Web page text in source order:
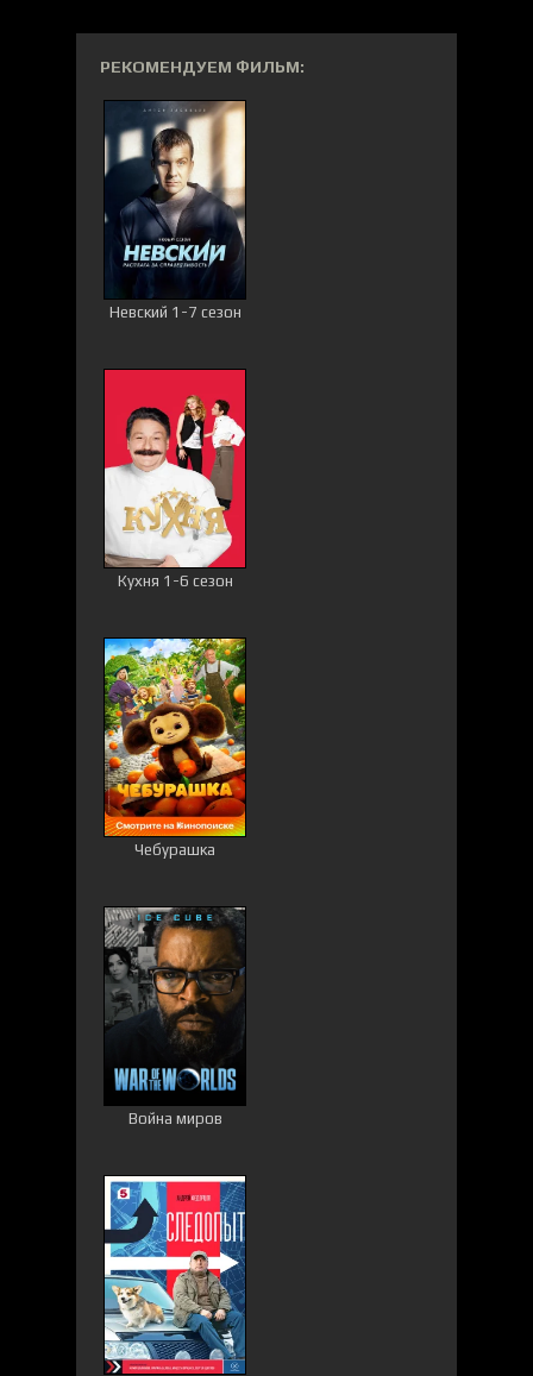
РЕКОМЕНДУЕМ ФИЛЬМ:
Невский 1-7 сезон
Кухня 1-6 сезон
Чебурашка
Война миров